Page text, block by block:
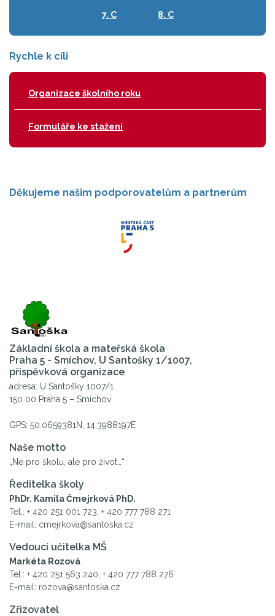
7. C 8. C
Rychle k cíli
Organizace školního roku
Formuláře ke stažení
Děkujeme našim podporovatelům a partnerům
Základní škola a mateřská škola
Praha 5 - Smíchov, U Santošky 1/1007,
příspěvková organizace
adresa: U Santošky 1007/1
150 00 Praha 5 – Smíchov
GPS: 50.0659381N, 14.3988197E
Naše motto
„Ne pro školu, ale pro život…“
Ředitelka školy
PhDr. Kamila Čmejrková PhD.
Tel.: + 420 251 001 723 + 420 777 788 271
E-mail: cmejrkova@santoska.cz
Vedoucí učitelka MŠ
Markéta Rozová
Tel.: + 420 251 563 240 + 420 777 788 276
E-mail: rozova@santoska.cz
Zřizovatel